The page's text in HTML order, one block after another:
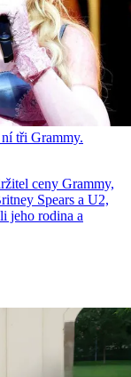
tři Grammy.
ceny Grammy,
Spears a U2,
jeho rodina a